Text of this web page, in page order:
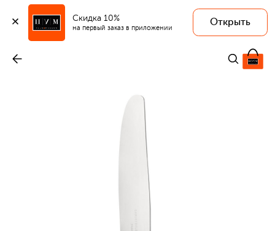
Скидка 10%
на первый заказ в приложении
Открыть
45 300 ₽